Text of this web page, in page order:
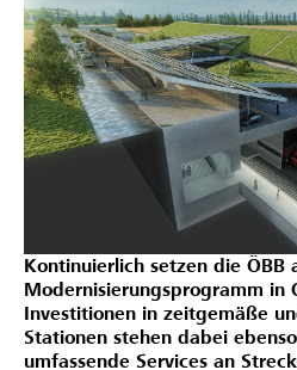
Kontinuierlich setzen die ÖBB
Modernisierungsprogramm in
Investitionen in zeitgemäße
Stationen stehen dabei
umfassende Services an